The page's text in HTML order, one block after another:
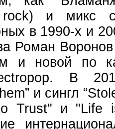
и микс
в 1990-х и
Роман
и новой по
В
и сингл
Trust" и "Life